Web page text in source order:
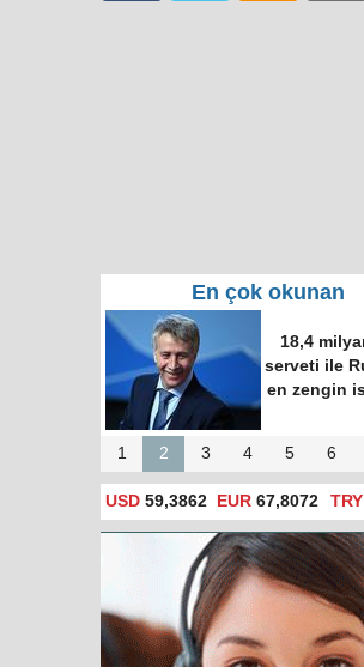
En çok okunan
Putin ve Erdoğan
Time dergisinin
"dünyanın en etkili
100 ismi" listesine
girdi
1 2 3 4 5 6
USD 59,3862 EUR 67,8072 TRY